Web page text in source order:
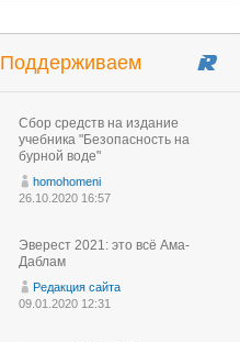
Поддерживаем
Сбор средств на издание
учебника "Безопасность на
бурной воде"
homohomeni
26.10.2020 16:57
Эверест 2021: это всё Ама-
Даблам
Редакция сайта
09.01.2020 12:31